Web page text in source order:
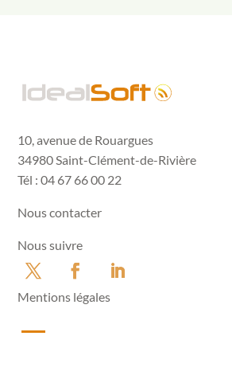
10, avenue de Rouargues
34980 Saint-Clément-de-Rivière
Tél : 04 67 66 00 22
Nous contacter
Nous suivre
Mentions légales